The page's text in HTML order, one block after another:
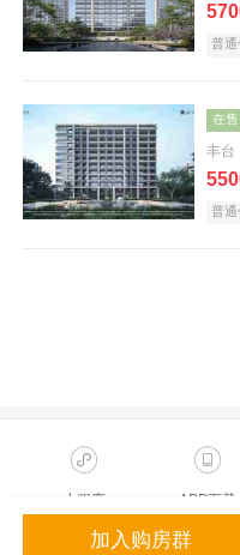
普
在售
丰台
普
加入购房群
小程序 APP下载